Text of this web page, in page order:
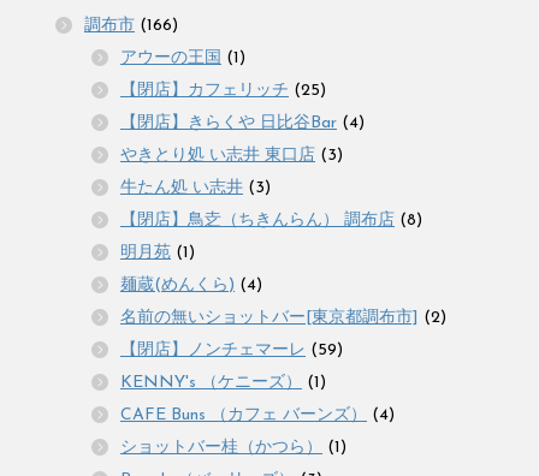
調布市 (166)
アウーの王国 (1)
【閉店】カフェリッチ (25)
【閉店】きらくや 日比谷Bar (4)
やきとり処 い志井 東口店 (3)
牛たん処 い志井 (3)
【閉店】鳥赱（ちきんらん） 調布店 (8)
明月苑 (1)
麺蔵(めんくら) (4)
名前の無いショットバー[東京都調布市]
(2)
【閉店】ノンチェマーレ (59)
KENNY's （ケニーズ）
(1)
CAFE Buns （カフェ バーンズ）
(4)
ショットバー桂（かつら）
(1)